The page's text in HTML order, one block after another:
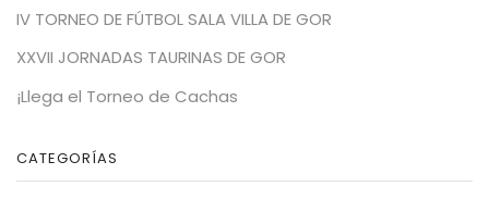
IV TORNEO DE FÚTBOL SALA VILLA DE GOR
XXVII JORNADAS TAURINAS DE GOR
¡Llega el Torneo de Cachas
CATEGORÍAS